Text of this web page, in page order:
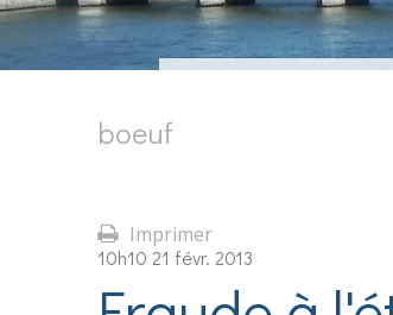
boeuf
Imprimer
10h10 21 févr. 2013